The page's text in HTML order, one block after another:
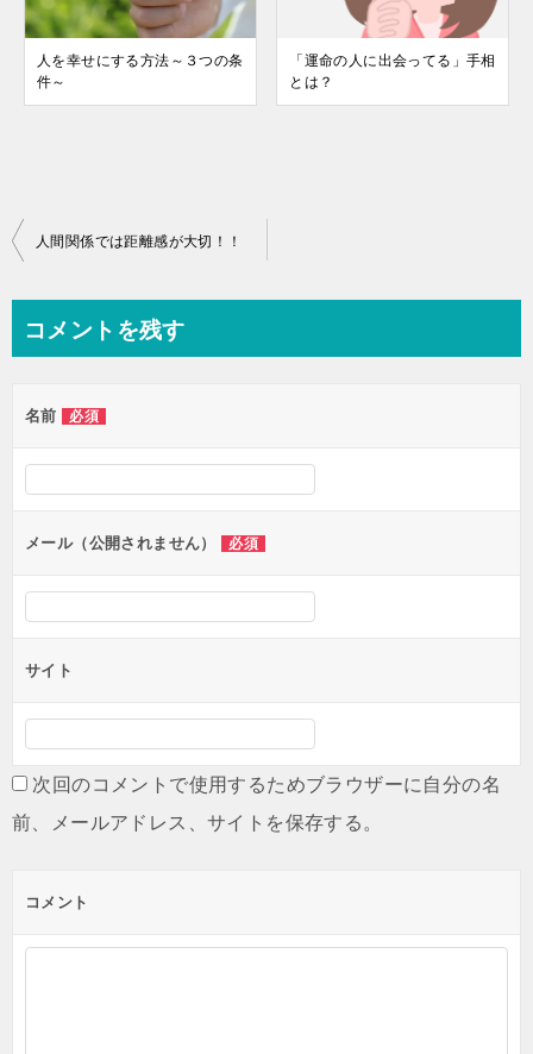
人を幸せにする方法～３つの条
件～
「運命の人に出会ってる」手相
とは？
投
ビ
ー
シ
ン
人間関係では距離感が大切！！
コメントを残す
名前 必須
メール（公開されません） 必須
サイト
次回のコメントで使用するためブラウザーに自分の名
前、メールアドレス、サイトを保存する。
コメント